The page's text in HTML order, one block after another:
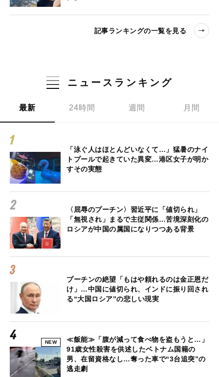
記事ランキングの一覧を見る
ニュースランキング
最新 24時間 週間 月間
「泳ぐ人はほとんどいなくて…」猛暑のナイ
トプールで起きていた異変…港区女子が明か
すその実態
〈屈辱のプーチン〉習近平に「値切られ」
「無視され」まるで主従関係…苦境深刻化の
ロシアが中国の属国になりつつある背景
プーチンの絶望「もはや頼れるのは金正恩だ
け」…中国に値切られ、インドに振り回され
る“大国ロシア”の悲しい現実
NEW
≪飯能≫「腹が減って食べ物を盗もうと…」
91歳女性殺害を供述したベトナム国籍の
男、在留資格なし…奪った車で“3台追突”の
逃走劇